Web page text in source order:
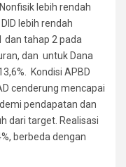
lebih rendah
lebih rendah
dan tahap 2 pada
dan untuk Dana
Kondisi APBD
cenderung mencapai
pendapatan dan
dari target. Realisasi
berbeda dengan